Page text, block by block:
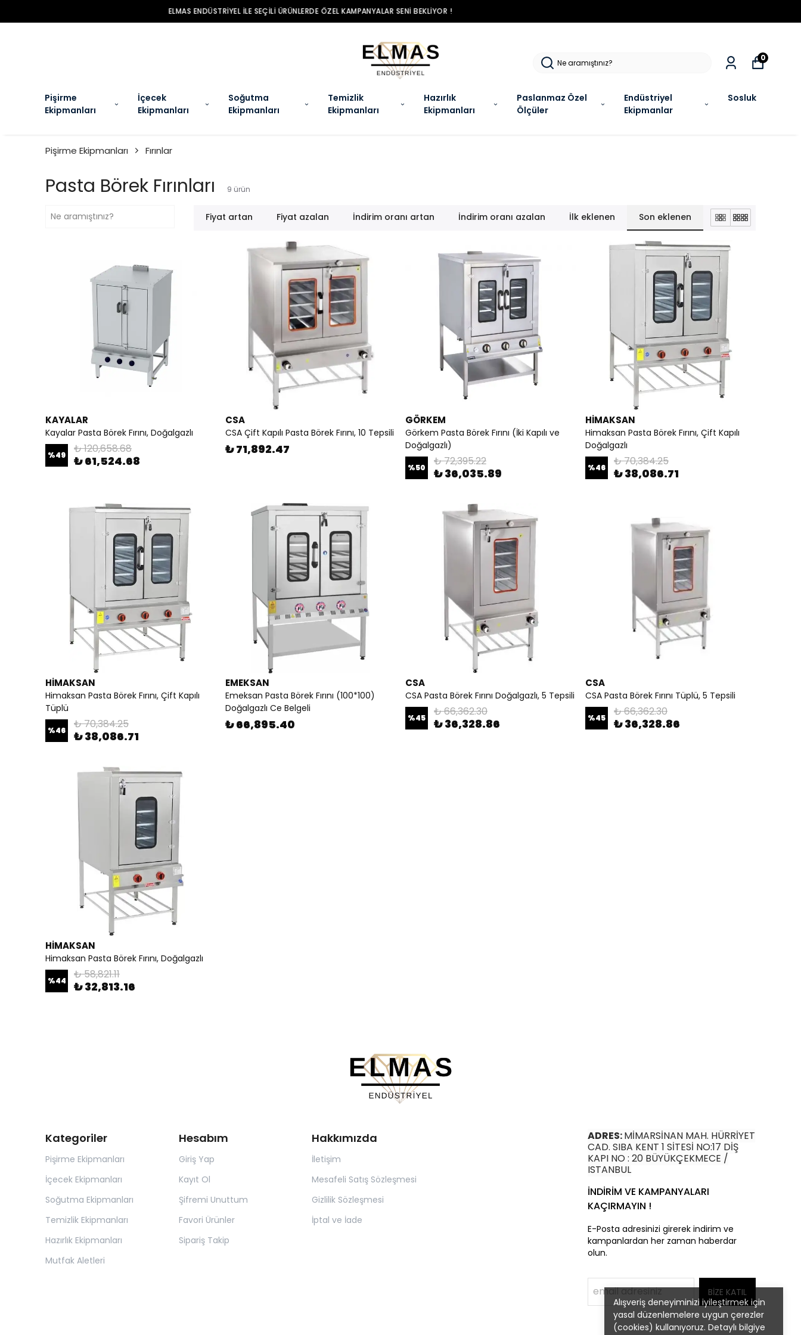
ELMAS ENDÜSTRIYEL ILE SEÇILI ÜRÜNLERDE ÖZEL KAMPANYALAR SENI BEKLIYOR !
Pişirme
Ekipmanları
İçecek
Ekipmanları
Soğutma
Ekipmanları
Temizlik
Ekipmanları
Hazırlık
Ekipmanları
Paslanmaz Özel
Ölçüler
Endüstriyel
Ekipmanlar
Sosluk
0
Alışveriş deneyiminizi iyileştirmek için
yasal düzenlemelere uygun çerezler
(cookies) kullanıyoruz. Detaylı bilgiye
Pişirme Ekipmanları Fırınlar
Pasta Börek Fırınları 9 ürün
Fiyat artan Fiyat azalan İndirim oranı artan İndirim oranı azalan İlk eklenen Son eklenen
KAYALAR
Kayalar Pasta Börek Fırını, Doğalgazlı
%49 ₺ 120,658.68
₺ 61,524.68
CSA
CSA Çift Kapılı Pasta Börek Fırını, 10 Tepsili
₺ 71,892.47
GÖRKEM
Görkem Pasta Börek Fırını (İki Kapılı ve
Doğalgazlı)
%50 ₺ 72,395.22
₺ 36,035.89
HİMAKSAN
Himaksan Pasta Börek Fırını, Çift Kapılı
Doğalgazlı
%46 ₺ 70,384.25
₺ 38,086.71
HİMAKSAN
Himaksan Pasta Börek Fırını, Çift Kapılı
Tüplü
%46 ₺ 70,384.25
₺ 38,086.71
EMEKSAN
Emeksan Pasta Börek Fırını (100*100)
Doğalgazlı Ce Belgeli
₺ 66,895.40
CSA
CSA Pasta Börek Fırını Doğalgazlı, 5 Tepsili
%45 ₺ 66,362.30
₺ 36,328.86
CSA
CSA Pasta Börek Fırını Tüplü, 5 Tepsili
%45 ₺ 66,362.30
₺ 36,328.86
HİMAKSAN
Himaksan Pasta Börek Fırını, Doğalgazlı
%44 ₺ 58,821.11
₺ 32,813.16
Kategoriler
Pişirme Ekipmanları
İçecek Ekipmanları
Soğutma Ekipmanları
Temizlik Ekipmanları
Hazırlık Ekipmanları
Mutfak Aletleri
Hesabım
Giriş Yap
Kayıt Ol
Şifremi Unuttum
Favori Ürünler
Sipariş Takip
Hakkımızda
İletişim
Mesafeli Satış Sözleşmesi
Gizlilik Sözleşmesi
İptal ve İade
ADRES:MİMARSİNAN MAH. HÜRRİYET
CAD. SIBA KENT 1 SİTESİ NO:17 DİŞ
KAPI NO : 20 BÜYÜKÇEKMECE /
ISTANBUL
İNDİRİM VE KAMPANYALARI
KAÇIRMAYIN !
E-Posta adresinizi girerek indirim ve
kampanlardan her zaman haberdar
olun.
BİZE KATIL